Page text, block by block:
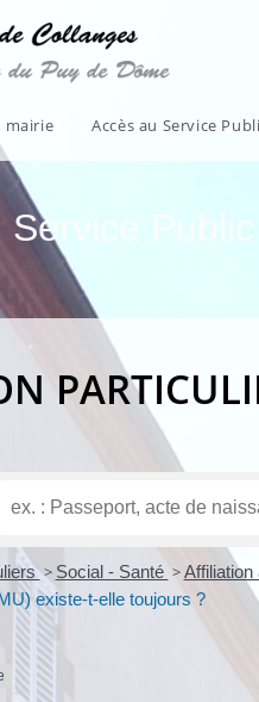
mairie Accès au Service
Service Public
> Social - Santé >
existe-t-elle toujours ?